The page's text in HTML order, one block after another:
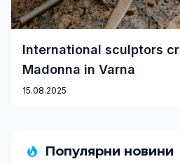
International sculptors
Madonna in Varna
15.08.2025
Популярни новини